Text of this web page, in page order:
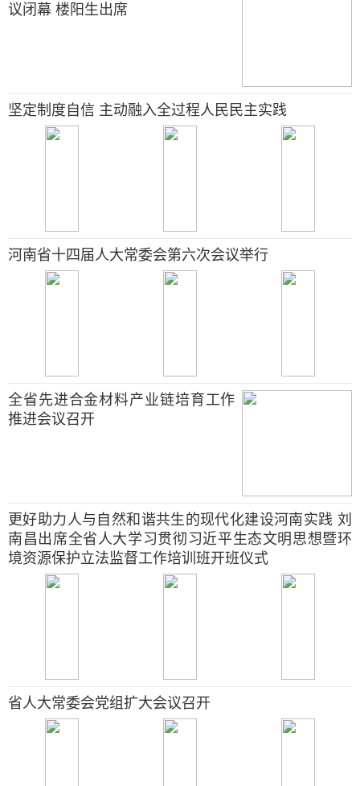
议闭幕 楼阳生出席
坚定制度自信 主动融入全过程人民民主实践
河南省十四届人大常委会第六次会议举行
全省先进合金材料产业链培育工作
推进会议召开
更好助力人与自然和谐共生的现代化建设河南实践 刘
南昌出席全省人大学习贯彻习近平生态文明思想暨环
境资源保护立法监督工作培训班开班仪式
省人大常委会党组扩大会议召开